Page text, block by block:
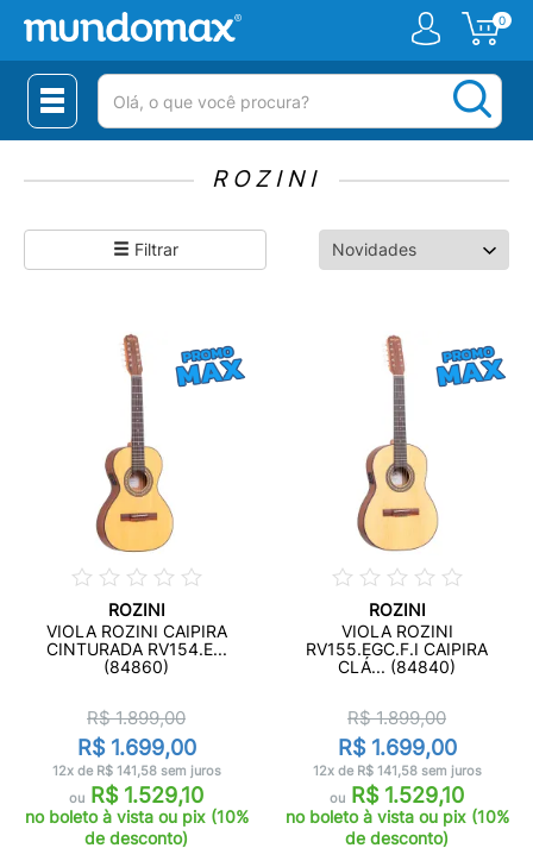
0
(pesquisar)
ROZINI
Filtrar
ROZINI
VIOLA ROZINI CAIPIRA
CINTURADA RV154.E...
(84860)
R$ 1.899,00
R$ 1.699,00
12x de R$ 141,58 sem juros
ou R$ 1.529,10
no boleto à vista ou pix (10%
de desconto)
ROZINI
VIOLA ROZINI
RV155.EGC.F.I CAIPIRA
CLÁ... (84840)
R$ 1.899,00
R$ 1.699,00
12x de R$ 141,58 sem juros
ou R$ 1.529,10
no boleto à vista ou pix (10%
de desconto)